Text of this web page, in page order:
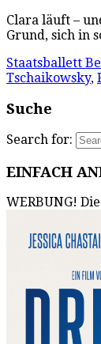
Clara läuft –
Grund, sich in
Staatsballett
Tschaikowsky,
Suche
Search for:
EINFACH
WERBUNG!